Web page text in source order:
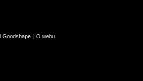
Goodshape | O webu